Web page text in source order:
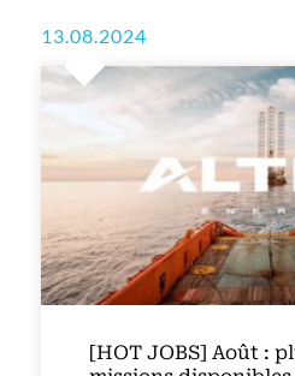
13.08.2024
[HOT JOBS] Août :